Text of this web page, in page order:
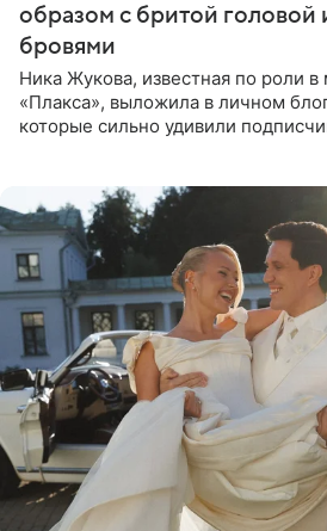
образом с бритой головой
бровями
Ника Жукова, известная по роли
«Плакса», выложила в личном
которые сильно удивили